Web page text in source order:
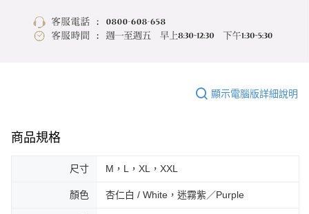
顯示電腦版詳細說明
商品規格
尺寸 M，L，XL，XXL
顏色 杏仁白 / White，迷霧紫／Purple